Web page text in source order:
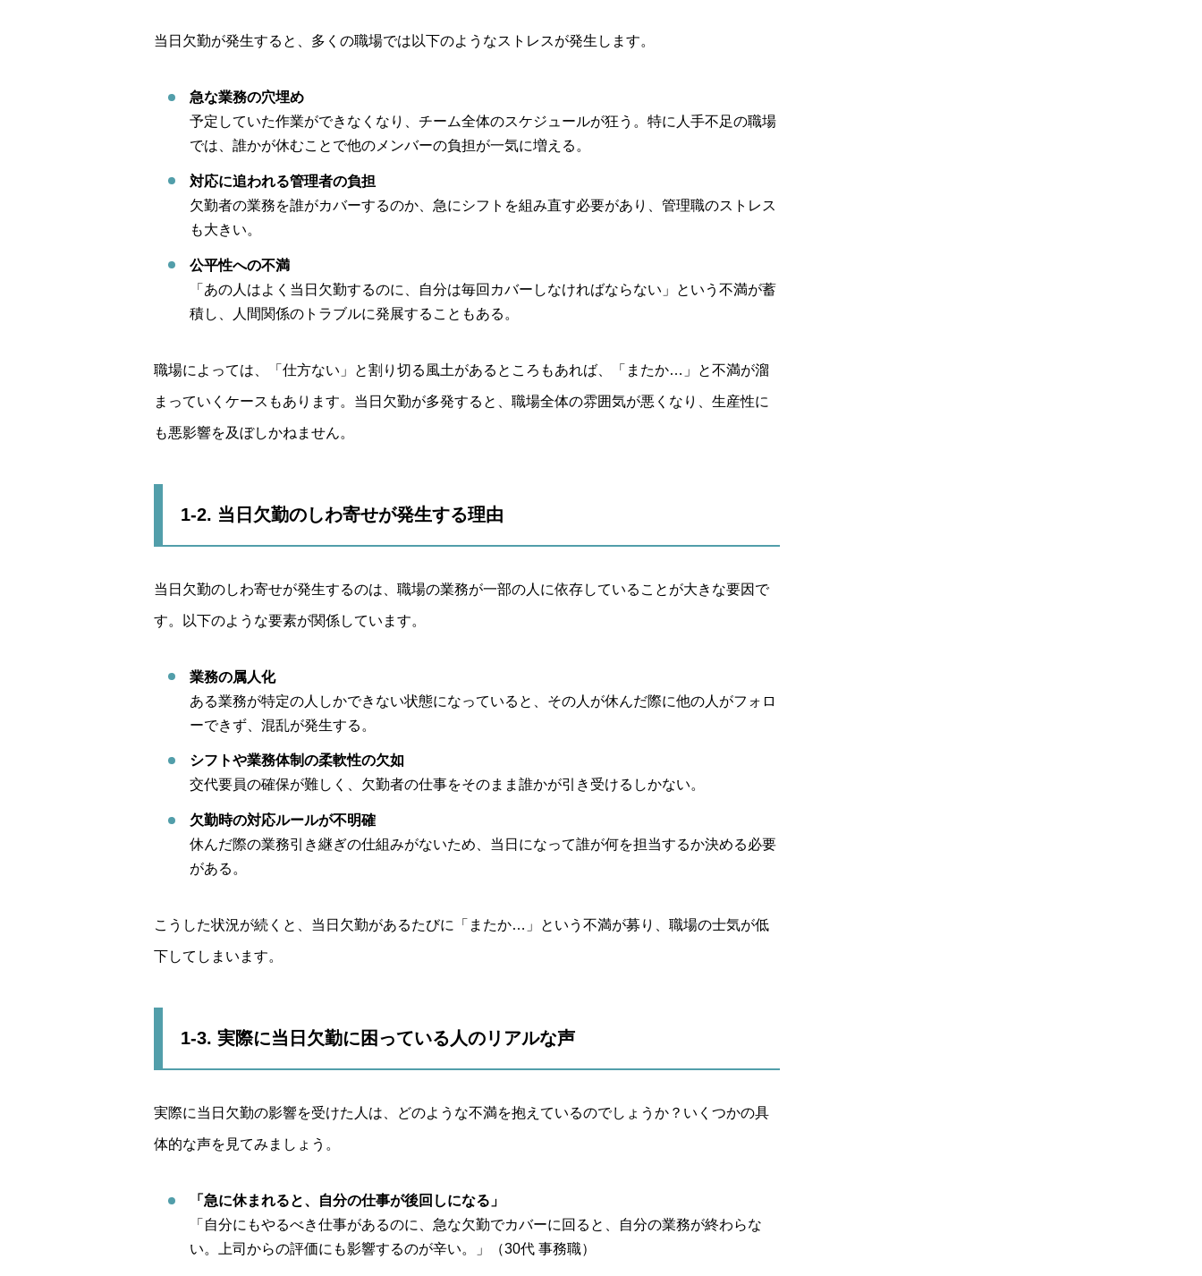
当日欠勤が発生すると、多くの職場では以下のようなストレスが発生します。
急な業務の穴埋め
予定していた作業ができなくなり、チーム全体のスケジュールが狂う。特に人手不足の職場
では、誰かが休むことで他のメンバーの負担が一気に増える。
対応に追われる管理者の負担
欠勤者の業務を誰がカバーするのか、急にシフトを組み直す必要があり、管理職のストレス
も大きい。
公平性への不満
「あの人はよく当日欠勤するのに、自分は毎回カバーしなければならない」という不満が蓄
積し、人間関係のトラブルに発展することもある。
職場によっては、「仕方ない」と割り切る風土があるところもあれば、「またか…」と不満が溜
まっていくケースもあります。当日欠勤が多発すると、職場全体の雰囲気が悪くなり、生産性に
も悪影響を及ぼしかねません。
1-2. 当日欠勤のしわ寄せが発生する理由
当日欠勤のしわ寄せが発生するのは、職場の業務が一部の人に依存していることが大きな要因で
す。以下のような要素が関係しています。
業務の属人化
ある業務が特定の人しかできない状態になっていると、その人が休んだ際に他の人がフォロ
ーできず、混乱が発生する。
シフトや業務体制の柔軟性の欠如
交代要員の確保が難しく、欠勤者の仕事をそのまま誰かが引き受けるしかない。
欠勤時の対応ルールが不明確
休んだ際の業務引き継ぎの仕組みがないため、当日になって誰が何を担当するか決める必要
がある。
こうした状況が続くと、当日欠勤があるたびに「またか…」という不満が募り、職場の士気が低
下してしまいます。
1-3. 実際に当日欠勤に困っている人のリアルな声
実際に当日欠勤の影響を受けた人は、どのような不満を抱えているのでしょうか？いくつかの具
体的な声を見てみましょう。
「急に休まれると、自分の仕事が後回しになる」
「自分にもやるべき仕事があるのに、急な欠勤でカバーに回ると、自分の業務が終わらな
い。上司からの評価にも影響するのが辛い。」（30代 事務職）